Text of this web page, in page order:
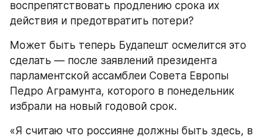
воспрепятствовать продлению срока их
действия и предотвратить потери?
Может быть теперь Будапешт осмелится это
сделать — после заявлений президента
парламентской ассамблеи Совета Европы
Педро Аграмунта, которого в понедельник
избрали на новый годовой срок.
«Я считаю что россияне должны быть здесь, в